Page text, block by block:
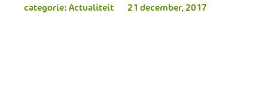
categorie: Actualiteit 21 december, 2017